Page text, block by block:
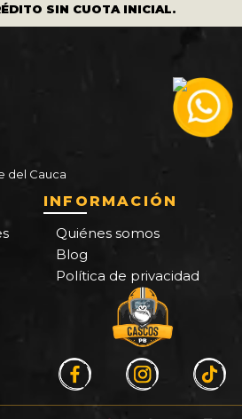
SIN CUOTA INICIAL.
del Cauca
INFORMACIÓN
Quiénes somos
Blog
Política de privacidad